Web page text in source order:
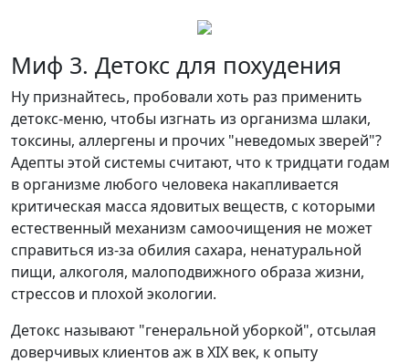
Миф 3. Детокс для похудения
Ну признайтесь, пробовали хоть раз применить
детокс-меню, чтобы изгнать из организма шлаки,
токсины, аллергены и прочих "неведомых зверей"?
Адепты этой системы считают, что к тридцати годам
в организме любого человека накапливается
критическая масса ядовитых веществ, с которыми
естественный механизм самоочищения не может
справиться из‑за обилия сахара, ненатуральной
пищи, алкоголя, малоподвижного образа жизни,
стрессов и плохой экологии.
Детокс называют "генеральной уборкой", отсылая
доверчивых клиентов аж в XIX век, к опыту